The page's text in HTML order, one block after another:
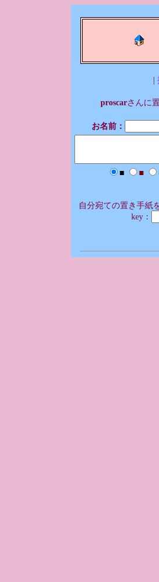
|
proscarさんに
お名前：
■ ■
自分宛ての置き手紙
key：